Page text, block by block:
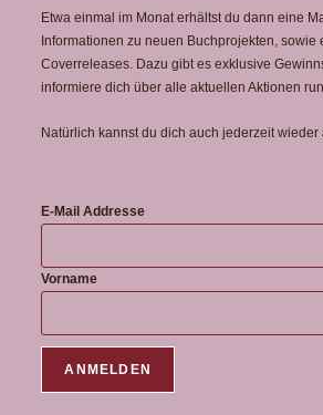
Etwa einmal im Monat erhältst du dann eine
Informationen zu neuen Buchprojekten, sowie
Coverreleases. Dazu gibt es exklusive
informiere dich über alle aktuellen Aktionen
Natürlich kannst du dich auch jederzeit wieder
E-Mail Addresse
Vorname